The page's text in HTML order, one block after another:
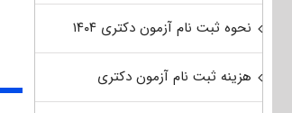
نحوه ثبت نام آزمون دکتری ۱۴۰۴
هزینه ثبت نام آزمون دکتری